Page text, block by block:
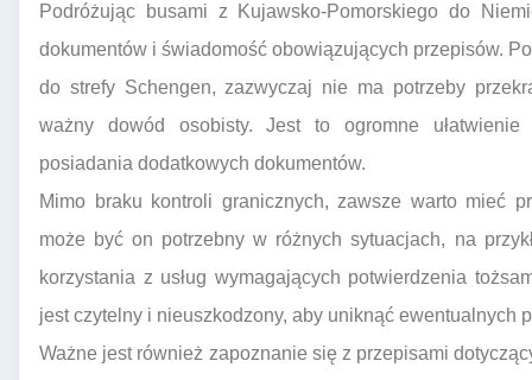
Podróżując busami z Kujawsko-Pomorskiego do
dokumentów i świadomość obowiązujących przepisów.
do strefy Schengen, zazwyczaj nie ma potrzeby
ważny dowód osobisty. Jest to ogromne
posiadania dodatkowych dokumentów.
Mimo braku kontroli granicznych, zawsze warto mieć
może być on potrzebny w różnych sytuacjach, na
korzystania z usług wymagających potwierdzenia
jest czytelny i nieuszkodzony, aby uniknąć ewentualnych
Ważne jest również zapoznanie się z przepisami